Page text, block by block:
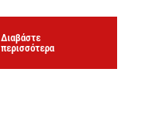
Διαβάστε
περισσότερα